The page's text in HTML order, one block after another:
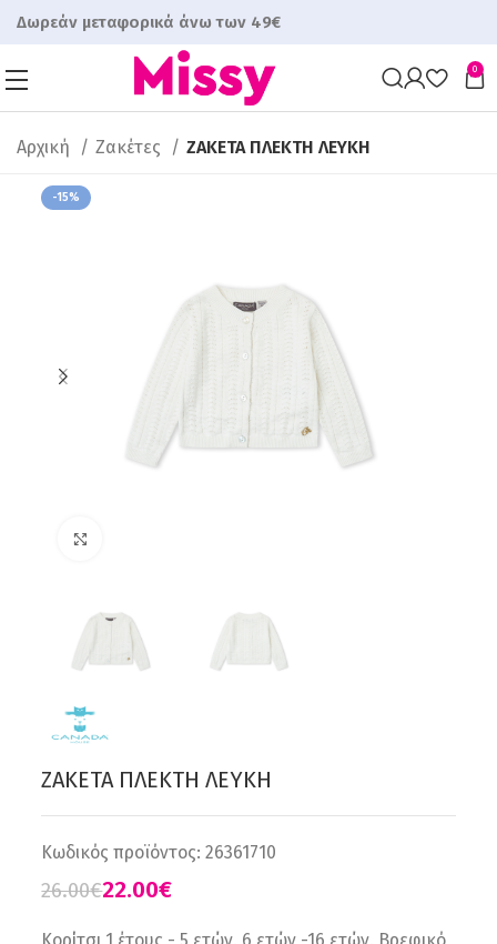
Δωρεάν μεταφορικά άνω των 49€
0
Αρχική Ζακέτες ΖΑΚΕΤΑ ΠΛΕΚΤΗ ΛΕΥΚΗ
-15%
ΖΑΚΕΤΑ ΠΛΕΚΤΗ ΛΕΥΚΗ
Κωδικός προϊόντος:26361710
26.00€22.00€
Κορίτσι 1 έτους - 5 ετών, 6 ετών -16 ετών, Βρεφικό